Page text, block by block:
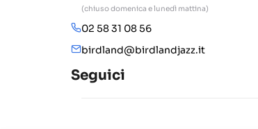
(chiuso domenica e lunedì mattina)
02 58 31 08 56
birdland@birdlandjazz.it
Seguici